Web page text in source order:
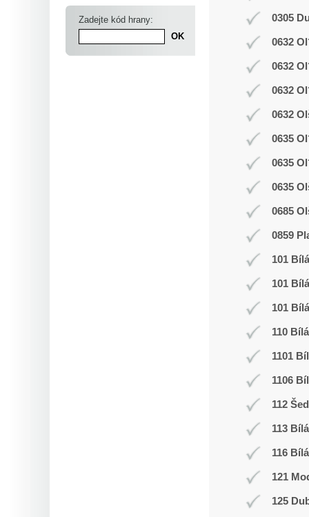
Zadejte kód hrany: 0305
0632
0632
0632
0632
0635
0635
0635
0685
0859
101
101
101
110
1101
1106
112
113 Bílá
116 Bílá
121
125